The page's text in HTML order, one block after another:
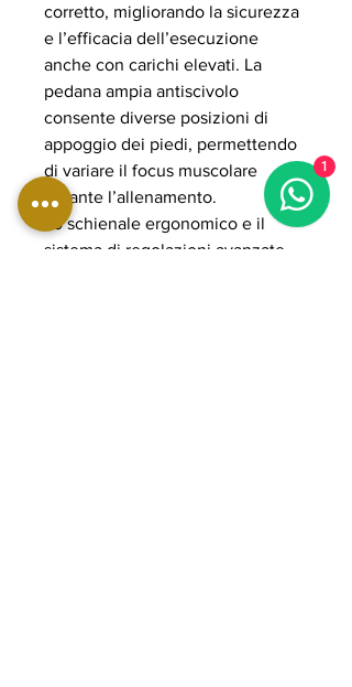
corretto, migliorando la sicurezza
e l’efficacia dell’esecuzione
anche con carichi elevati. La
pedana ampia antiscivolo
consente diverse posizioni di
appoggio dei piedi, permettendo
di variare il focus muscolare
durante l’allenamento.
Lo schienale ergonomico e il
sistema di regolazioni avanzate
1